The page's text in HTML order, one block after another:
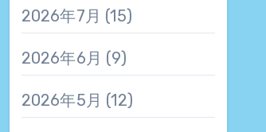
2026年7月 (15)
2026年6月 (9)
2026年5月 (12)